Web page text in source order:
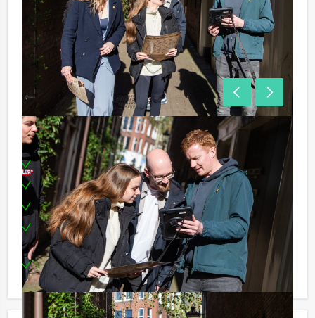
Wat kun je verwachten?
Los creatieve en uitdagende puzzels op
Bouw stations op strategische locaties
Ontmasker zwartrijders en scoor bonuspunten
Dwarsboom je tegenstanders door belangrijke
stations in te pikken
Een heerlijk 3-gangendiner